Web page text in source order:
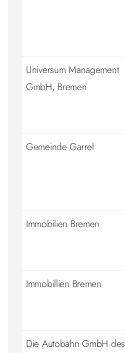
Universum Management
GmbH, Bremen
Gemeinde Garrel
Immobilien Bremen
Immobillien Bremen
Die Autobahn GmbH des